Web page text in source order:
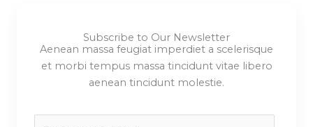
Subscribe to Our Newsletter
Aenean massa feugiat imperdiet a scelerisque
et morbi tempus massa tincidunt vitae libero
aenean tincidunt molestie.